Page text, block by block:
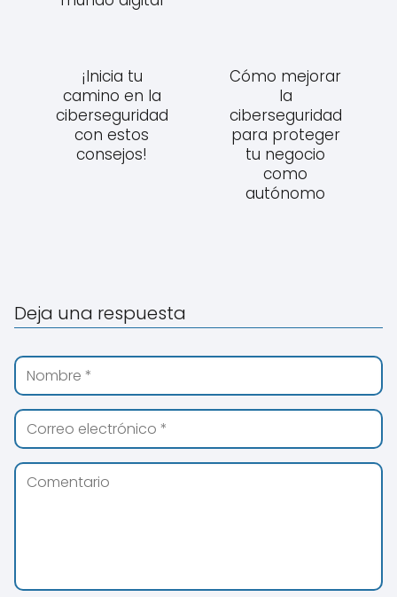
¡Inicia tu
camino en la
ciberseguridad
con estos
consejos!
Cómo mejorar
la
ciberseguridad
para proteger
tu negocio
como
autónomo
Deja una respuesta